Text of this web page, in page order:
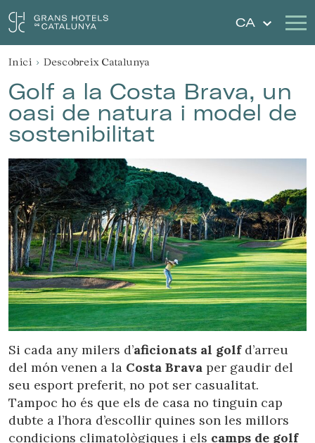
CA
Els Nostres Hotels
Casaments Xecs Regal
La meva reserva
Inicia sessió Crear compte
Ubicació/nom de l'hotel
Inici Descobreix Catalunya
Golf a la Costa Brava, un
oasi de natura i model de
sostenibilitat
Si cada any milers d’aficionats al golf d’arreu
del món venen a la Costa Brava per gaudir del
seu esport preferit, no pot ser casualitat.
Tampoc ho és que els de casa no tinguin cap
dubte a l’hora d’escollir quines son les millors
condicions climatològiques i els camps de golf